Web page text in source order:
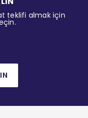
teklifi almak için